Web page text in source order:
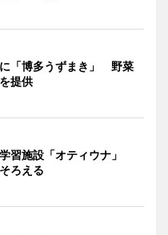
「博多うずまき」 野菜
提供
習施設「オティウナ」
ろえる